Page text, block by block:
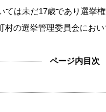
は未だ17歳であり選挙
の選挙管理委員会にお
ページ内目次